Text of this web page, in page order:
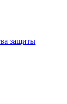
защиты